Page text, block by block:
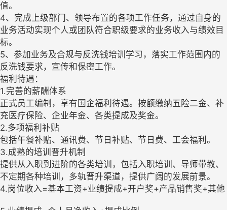
值。
4、完成上级部门、领导布置的各项工作任务，通过自身的
业务活动实现个人或团队符合职级要求的业务收入与绩效目
标。
5、参加业务及合规与反洗钱培训学习，落实工作范围内的
反洗钱要求，宣传和保密工作。
福利待遇：
1.完善的薪酬体系
正式员工编制，享有国企福利待遇。按额缴纳五险二金、补
充医疗保险、企业年金、各类提成及奖金。
2.多项福利补贴
包括午餐补贴、通讯费、节日补贴、节日费、工会福利。
3.成熟的培训晋升机制
提供从入职到进阶的各类培训，包括入职培训、导师带教、
不定期各种培训，多轨晋升渠道，提供广阔的发展前景。
4.岗位收入=基本工资+业绩提成+开户奖+产品销售奖+其他